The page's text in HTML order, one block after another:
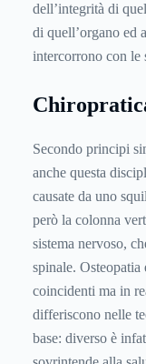
dell’integrità di
di quell’organo ed
intercorrono con le
Secondo principi
anche questa
causate da uno
però la colonna
sistema nervoso,
spinale. Osteopatia
coincidenti ma in
differiscono nelle
base: diverso è